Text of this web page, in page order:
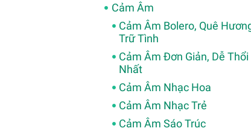
Cảm Âm
Cảm Âm Bolero, Quê
Trữ Tình
Cảm Âm Đơn Giản, Dễ Thổi
Nhất
Cảm Âm Nhạc Hoa
Cảm Âm Nhạc Trẻ
Cảm Âm Sáo Trúc